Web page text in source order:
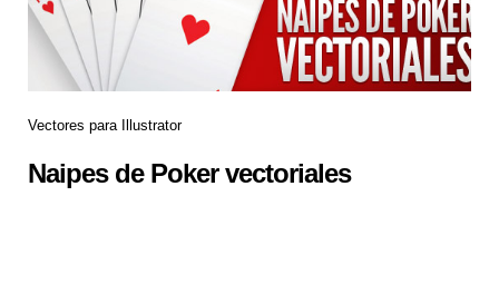
Vectores para Illustrator
Naipes de Poker vectoriales